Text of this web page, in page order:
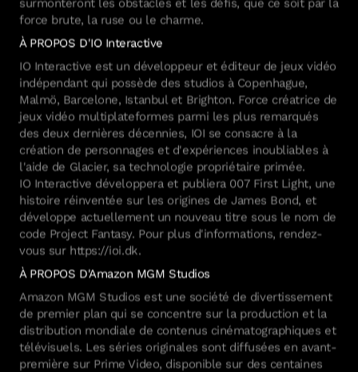
force brute, la ruse ou le charme.
À PROPOS D'IO Interactive
IO Interactive est un développeur et éditeur de jeux vidéo
indépendant qui possède des studios à Copenhague,
Malmö, Barcelone, Istanbul et Brighton. Force créatrice de
jeux vidéo multiplateformes parmi les plus remarqués
des deux dernières décennies, IOI se consacre à la
création de personnages et d'expériences inoubliables à
l'aide de Glacier, sa technologie propriétaire primée.
IO Interactive développera et publiera 007 First Light, une
histoire réinventée sur les origines de James Bond, et
développe actuellement un nouveau titre sous le nom de
code Project Fantasy. Pour plus d'informations, rendez-
vous sur https://ioi.dk.
À PROPOS D'Amazon MGM Studios
Amazon MGM Studios est une société de divertissement
de premier plan qui se concentre sur la production et la
distribution mondiale de contenus cinématographiques et
télévisuels. Les séries originales sont diffusées en avant-
première sur Prime Video, disponible sur des centaines